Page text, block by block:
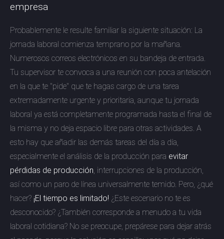
empresa
Probablemente le resulte familiar la siguiente situación: La
jornada laboral comienza temprano por la mañana.
Numerosos correos electrónicos en su bandeja de entrada.
Tu supervisor te convoca a una reunión con poca antelación
en la que te "pide" que te hagas cargo de una tarea
extremadamente urgente y prioritaria, aunque tu jornada
laboral ya está completamente programada hasta el final de
la misma y no deja espacio libre para otras actividades. A
esto hay que añadir las demás tareas del día a día,
especialmente el análisis de la producción para evitar
pérdidas de producción, interrupciones de la producción,
así como un paro de línea universalmente temido. Pero, ¿qué
hacer? ¡El tiempo es limitado! ¿Este escenario no te es
desconocido? ¿También corresponde a menudo a tu vida
laboral cotidiana? No se preocupe, prepárese para dejar atrás